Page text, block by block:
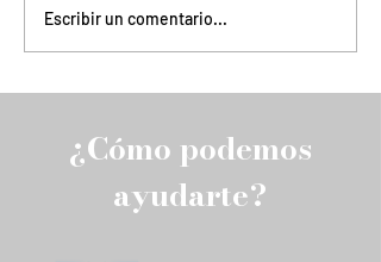
ACTIVIDADES FEBRERO-
JUNIO 2026
Escribir un comentario...
¿Cómo podemos
ayudarte?